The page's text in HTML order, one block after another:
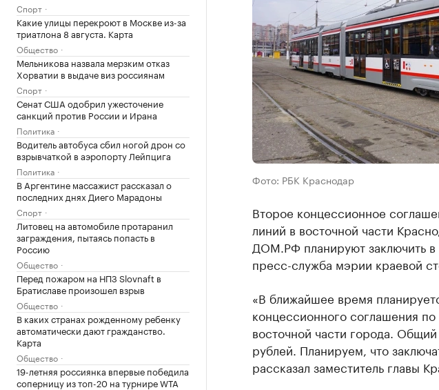
Спорт
Какие улицы перекроют в Москве из-за
триатлона 8 августа. Карта
Общество
Мельникова назвала мерзким отказ
Хорватии в выдаче виз россиянам
Спорт
Сенат США одобрил ужесточение
санкций против России и Ирана
Политика
Водитель автобуса сбил ногой дрон со
взрывчаткой в аэропорту Лейпцига
Политика
В Аргентине массажист рассказал о
последних днях Диего Марадоны
Спорт
Литовец на автомобиле протаранил
заграждения, пытаясь попасть в
Россию
Общество
Перед пожаром на НПЗ Slovnaft в
Братиславе произошел взрыв
Общество
В каких странах рожденному ребенку
автоматически дают гражданство.
Карта
Общество
19-летняя россиянка впервые победила
соперницу из топ-20 на турнире WTA
Фото: РБК Краснодар
Второе концессионное
линий в восточной части
ДОМ.РФ планируют заключить
пресс-служба мэрии краевой
«В ближайшее время
концессионного соглашения
восточной части города.
рублей. Планируем, что
рассказал заместитель главы